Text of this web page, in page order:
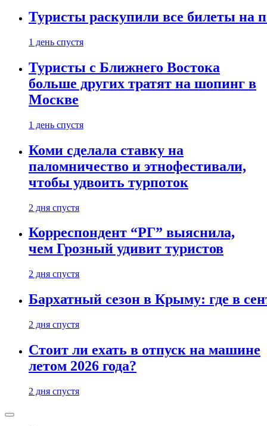
Туристы раскупили все билеты на
1 день спустя
Туристы с Ближнего Востока
больше других тратят на шопинг в
Москве
1 день спустя
Коми сделала ставку на
паломничество и этнофестивали,
чтобы удвоить турпоток
2 дня спустя
Корреспондент “РГ” выяснила,
чем Грозный удивит туристов
2 дня спустя
Бархатный сезон в Крыму: где в
2 дня спустя
Стоит ли ехать в отпуск на машине
летом 2026 года?
2 дня спустя